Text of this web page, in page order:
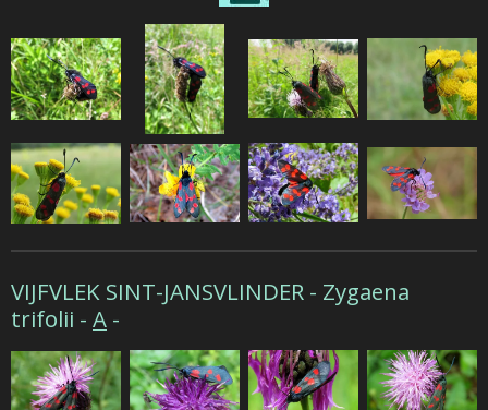
VIJFVLEK SINT-JANSVLINDER - Zygaena
trifolii - A -